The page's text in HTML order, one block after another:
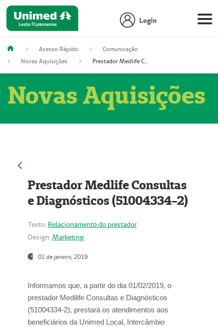
Login
Acesso Rápido
Comunicação
Novas Aquisições
Prestador Medlife Consultas e Diagnósticos (51004334-2)
Novas Aquisições
Prestador Medlife Consultas
e Diagnósticos (51004334-2)
Texto: Relacionamento do prestador
Design: Marketing
01 de janeiro, 2019
Informamos que, a partir do dia 01/02/2019, o
prestador Medilife Consultas e Diagnósticos
(51004334-2), prestará os atendimentos aos
beneficiários da Unimed Local, Intercâmbio